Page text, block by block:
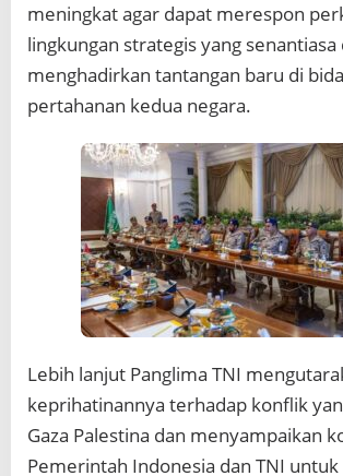
meningkat agar dapat merespon
lingkungan strategis yang senantiasa
menghadirkan tantangan baru di
pertahanan kedua negara.
Lebih lanjut Panglima TNI
keprihatinannya terhadap konflik
Gaza Palestina dan menyampaikan
Pemerintah Indonesia dan TNI